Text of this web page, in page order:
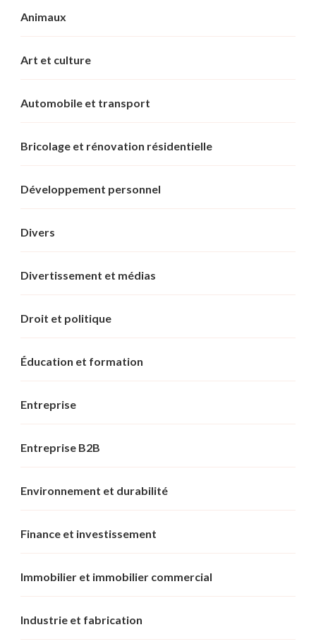
Animaux
Art et culture
Automobile et transport
Bricolage et rénovation résidentielle
Développement personnel
Divers
Divertissement et médias
Droit et politique
Éducation et formation
Entreprise
Entreprise B2B
Environnement et durabilité
Finance et investissement
Immobilier et immobilier commercial
Industrie et fabrication